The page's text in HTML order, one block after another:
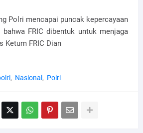
Polri mencapai puncak kepercayaan
FRIC dibentuk untuk menjaga
Ketum FRIC Dian
Nasional Polri